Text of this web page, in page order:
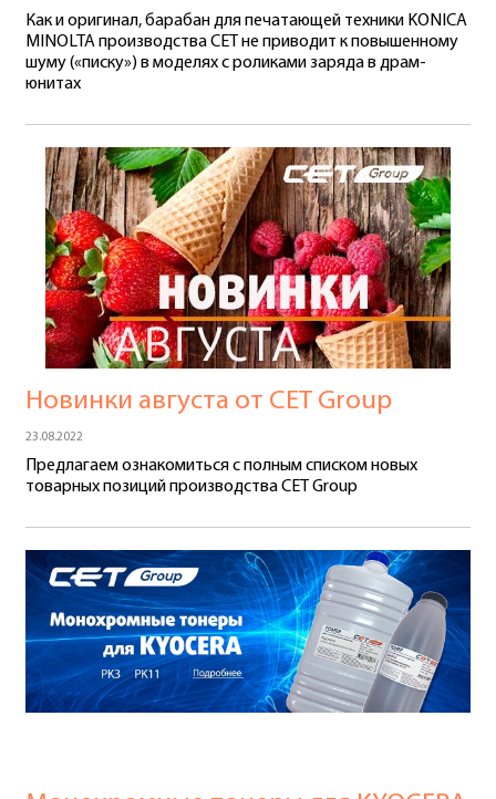
Как и оригинал, барабан для печатающей техники KONICA
MINOLTA производства СЕТ не приводит к повышенному
шуму («писку») в моделях с роликами заряда в драм-
юнитах
Новинки августа от CET Group
23.08.2022
Предлагаем ознакомиться с полным списком новых
товарных позиций производства CET Group